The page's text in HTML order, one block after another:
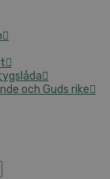
och Guds rike